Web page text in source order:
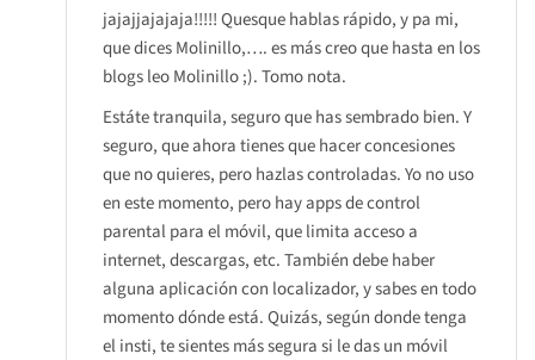
jajajjajajaja!!!!! Quesque hablas rápido, y pa mi,
que dices Molinillo,…. es más creo que hasta en los
blogs leo Molinillo ;). Tomo nota.
Estáte tranquila, seguro que has sembrado bien. Y
seguro, que ahora tienes que hacer concesiones
que no quieres, pero hazlas controladas. Yo no uso
en este momento, pero hay apps de control
parental para el móvil, que limita acceso a
internet, descargas, etc. También debe haber
alguna aplicación con localizador, y sabes en todo
momento dónde está. Quizás, según donde tenga
el insti, te sientes más segura si le das un móvil